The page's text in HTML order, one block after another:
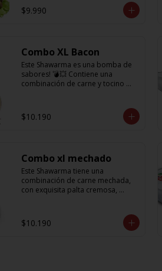
$9.990
Combo XL Bacon
Este Shawarma es una bomba de
sabores! 💣💥 Contiene una
combinación de carne y tocino
y la exquisita salsa BBQ y obvio no
puede faltar la bebida de 350cc
$10.190
Combo xl mechado
Este Shawarma tiene una
combinación de carne mechada,
con exquisita palta cremosa,
no puede faltar! Con una salsa
imperdible de cilantro! Sabores
$10.190